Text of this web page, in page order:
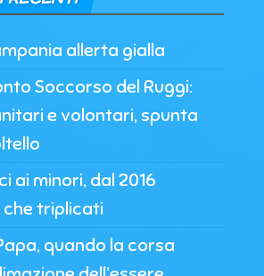
allerta gialla
Soccorso del Ruggi:
e volontari, spunta
ai minori, dal 2016
che triplicati
quando la corsa